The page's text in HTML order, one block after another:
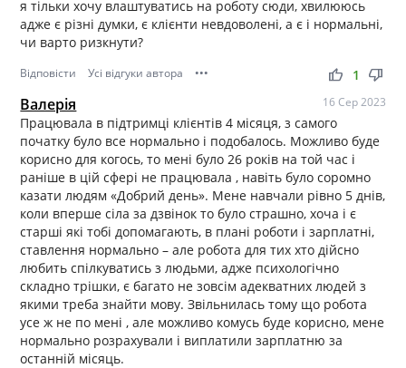
я тільки хочу влаштуватись на роботу сюди, хвилююсь
адже є різні думки, є клієнти невдоволені, а є і нормальні,
чи варто ризкнути?
Відповісти Усі відгуки автора ••• thumb_up thumb_down
1
Валерія 16 Сер 2023
Працювала в підтримці клієнтів 4 місяця, з самого
початку було все нормально і подобалось. Можливо буде
корисно для когось, то мені було 26 років на той час і
раніше в цій сфері не працювала , навіть було соромно
казати людям «Добрий день». Мене навчали рівно 5 днів,
коли вперше сіла за дзвінок то було страшно, хоча і є
старші які тобі допомагають, в плані роботи і зарплатні,
ставлення нормально – але робота для тих хто дійсно
любить спілкуватись з людьми, адже психологічно
складно трішки, є багато не зовсім адекватних людей з
якими треба знайти мову. Звільнилась тому що робота
усе ж не по мені , але можливо комусь буде корисно, мене
нормально розрахували і виплатили зарплатню за
останній місяць.